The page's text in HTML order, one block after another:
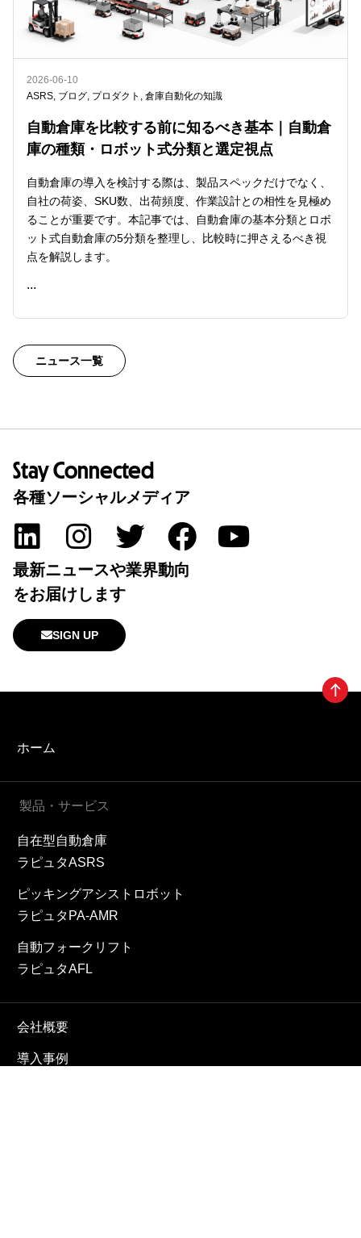
2026-06-10
ASRS, ブログ, プロダクト , 倉庫自動化の知識
自動倉庫を比較する前に知るべき基本｜自動倉
庫の種類・ロボット式分類と選定視点
自動倉庫の導入を検討する際は、製品スペックだけでなく、
自社の荷姿、SKU数、出荷頻度、作業設計との相性を見極め
ることが重要です。本記事では、自動倉庫の基本分類とロボ
ット式自動倉庫の5分類を整理し、比較時に押さえるべき視
点を解説します。
...
READ ME
ニュース一覧
Stay Connected
各種ソーシャルメディア
最新ニュースや業界動向
をお届けします
SIGN UP
ホーム
製品・サービス
自在型自動倉庫
ラピュタASRS
ピッキングアシストロボット
ラピュタPA-AMR
自動フォークリフト
ラピュタAFL
会社概要
導入事例